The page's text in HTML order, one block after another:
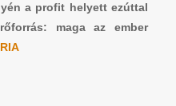
a profit helyett ezúttal
maga az ember